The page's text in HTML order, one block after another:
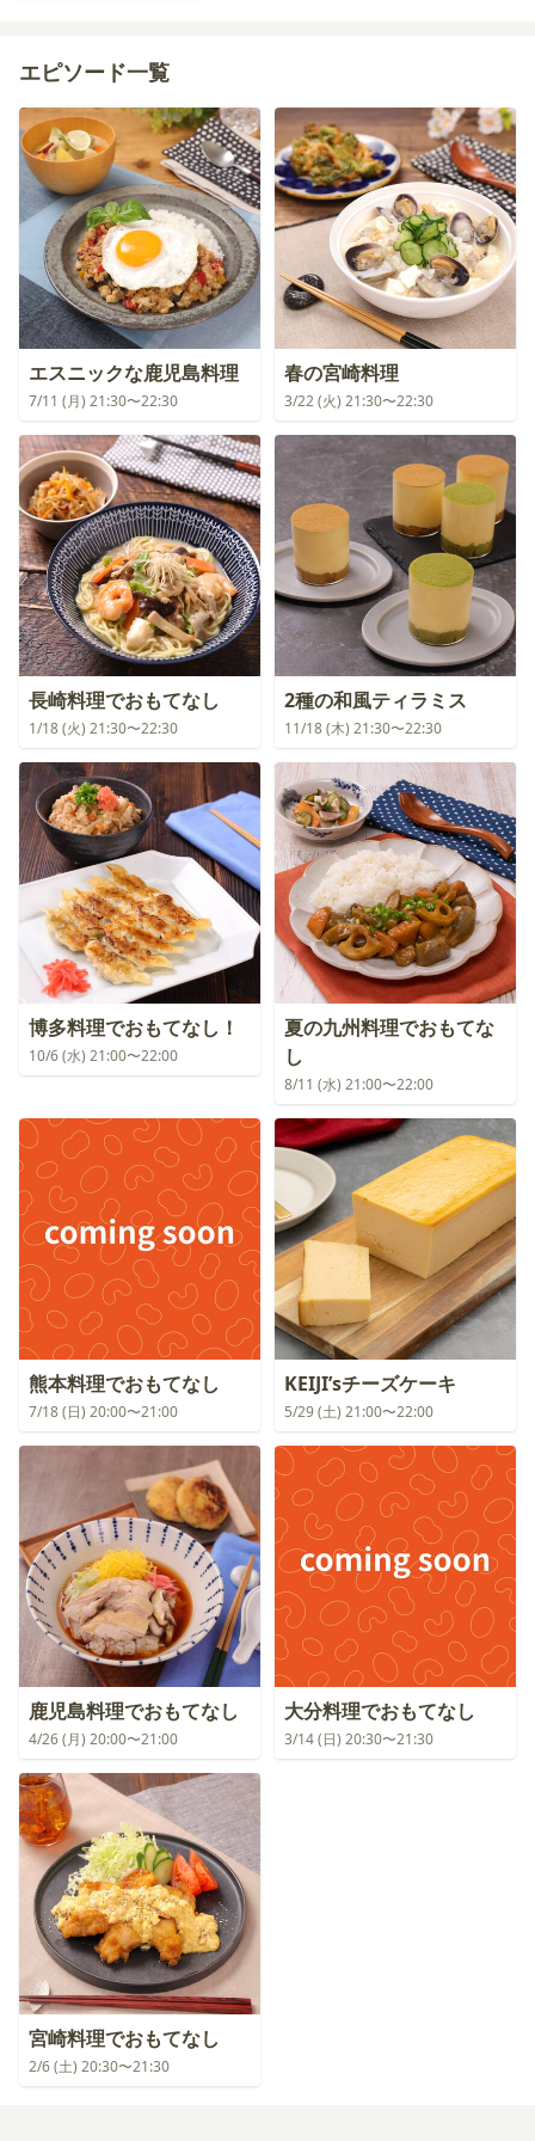
エピソード一覧
エスニックな鹿児島料理
7/11 (月) 21:30〜22:30
春の宮崎料理
3/22 (火) 21:30〜22:30
長崎料理でおもてなし
1/18 (火) 21:30〜22:30
2種の和風ティラミス
11/18 (木) 21:30〜22:30
博多料理でおもてなし！
10/6 (水) 21:00〜22:00
夏の九州料理でおもてな
し
8/11 (水) 21:00〜22:00
熊本料理でおもてなし
7/18 (日) 20:00〜21:00
KEIJI’sチーズケーキ
5/29 (土) 21:00〜22:00
鹿児島料理でおもてなし
4/26 (月) 20:00〜21:00
大分料理でおもてなし
3/14 (日) 20:30〜21:30
宮崎料理でおもてなし
2/6 (土) 20:30〜21:30